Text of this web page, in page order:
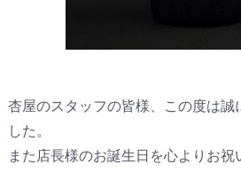
杏屋のスタッフの皆様、この度は誠
した。
また店長様のお誕生日を心よりお祝